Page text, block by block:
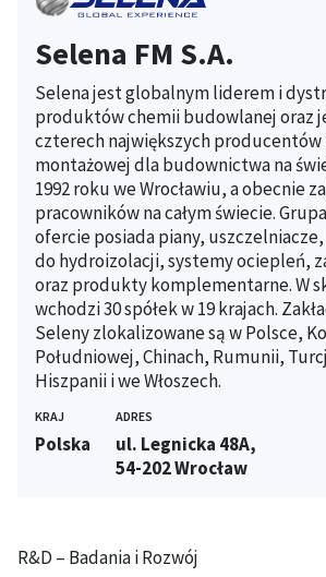
Selena FM S.A.
Selena jest globalnym liderem i
produktów chemii budowlanej oraz
czterech największych producentów
montażowej dla budownictwa na
1992 roku we Wrocławiu, a obecnie
pracowników na całym świecie.
ofercie posiada piany,
do hydroizolacji, systemy ociepleń,
oraz produkty komplementarne. W
wchodzi 30 spółek w 19 krajach.
Seleny zlokalizowane są w Polsce,
Południowej, Chinach, Rumunii,
Hiszpanii i we Włoszech.
KRAJ
Polska
ADRES
ul. Legnicka 48A,
54-202 Wrocław
R&D – Badania i Rozwój